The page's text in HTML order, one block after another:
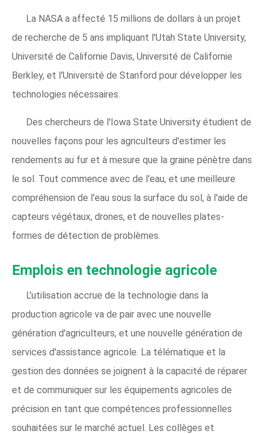
La NASA a affecté 15 millions de dollars à un projet
de recherche de 5 ans impliquant l'Utah State University,
Université de Californie Davis, Université de Californie
Berkley, et l'Université de Stanford pour développer les
technologies nécessaires.
Des chercheurs de l'Iowa State University étudient de
nouvelles façons pour les agriculteurs d'estimer les
rendements au fur et à mesure que la graine pénètre dans
le sol. Tout commence avec de l'eau, et une meilleure
compréhension de l'eau sous la surface du sol, à l'aide de
capteurs végétaux, drones, et de nouvelles plates-
formes de détection de problèmes.
Emplois en technologie agricole
L'utilisation accrue de la technologie dans la
production agricole va de pair avec une nouvelle
génération d'agriculteurs, et une nouvelle génération de
services d'assistance agricole. La télématique et la
gestion des données se joignent à la capacité de réparer
et de communiquer sur les équipements agricoles de
précision en tant que compétences professionnelles
souhaitées sur le marché actuel. Les collèges et